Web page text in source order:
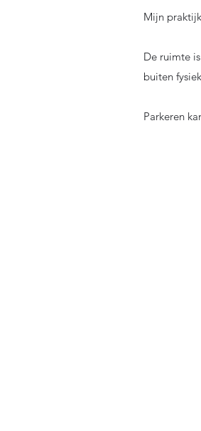
Mijn
De ruimte
buiten
Parkeren